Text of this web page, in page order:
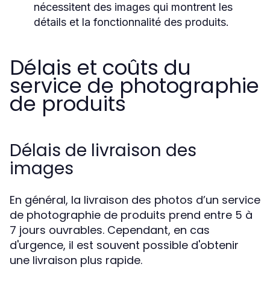
nécessitent des images qui montrent les
détails et la fonctionnalité des produits.
Délais et coûts du
service de photographie
de produits
Délais de livraison des
images
En général, la livraison des photos d’un service
de photographie de produits prend entre 5 à
7 jours ouvrables. Cependant, en cas
d'urgence, il est souvent possible d'obtenir
une livraison plus rapide.